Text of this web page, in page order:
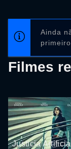
Ainda
Filmes
Justicia